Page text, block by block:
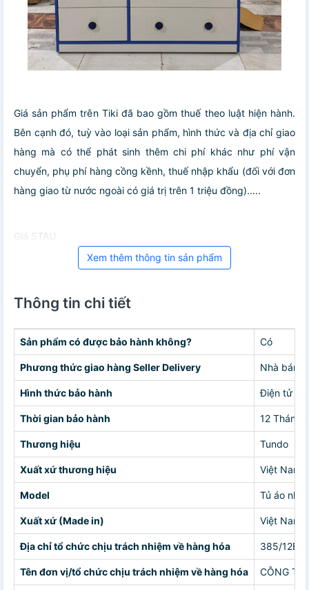
Giá sản phẩm trên Tiki đã bao gồm thuế theo luật hiện hành.
Bên cạnh đó, tuỳ vào loại sản phẩm, hình thức và địa chỉ giao
hàng mà có thể phát sinh thêm chi phí khác như phí vận
chuyển, phụ phí hàng cồng kềnh, thuế nhập khẩu (đối với đơn
hàng giao từ nước ngoài có giá trị trên 1 triệu đồng).....
Giá STAU
Xem thêm thông tin sản phẩm
Thông tin chi tiết
Sản phẩm có được bảo hành không? Có
Phương thức giao hàng Seller Delivery Nhà bán
Hình thức bảo hành Điện tử
Thời gian bảo hành 12 Tháng
Thương hiệu Tundo
Xuất xứ thương hiệu Việt Nam
Model Tủ áo
Xuất xứ (Made in) Việt Nam
Địa chỉ tổ chức chịu trách nhiệm về hàng hóa 385/12B
Tên đơn vị/tổ chức chịu trách nhiệm về hàng hóa CÔNG TY